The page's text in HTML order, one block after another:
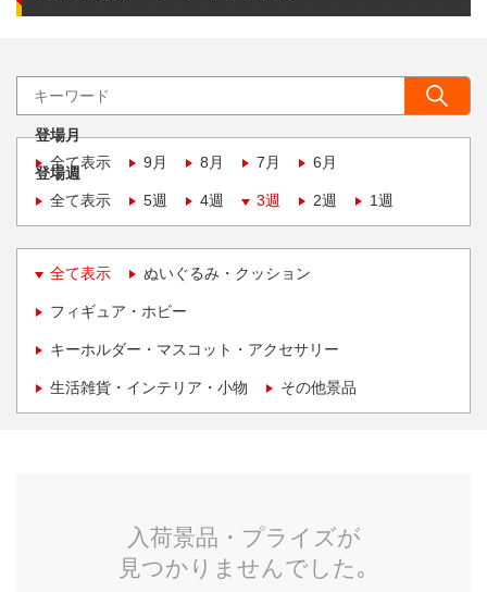
登場月
全て表示
9月 8月 7月 6月
登場週
全て表示
5週 4週 3週 2週 1週
全て表示 ぬいぐるみ・クッション
フィギュア・ホビー
キーホルダー・マスコット・アクセサリー
生活雑貨・インテリア・小物 その他景品